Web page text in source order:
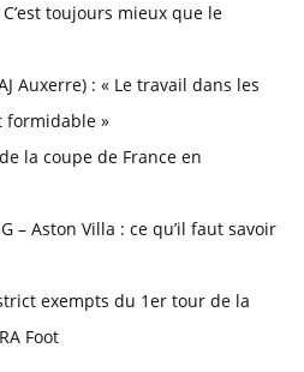
toujours mieux que le
Auxerre) : « Le travail dans les
formidable »
la coupe de France en
– Aston Villa : ce qu’il faut savoir
exempts du 1er tour de la
Foot